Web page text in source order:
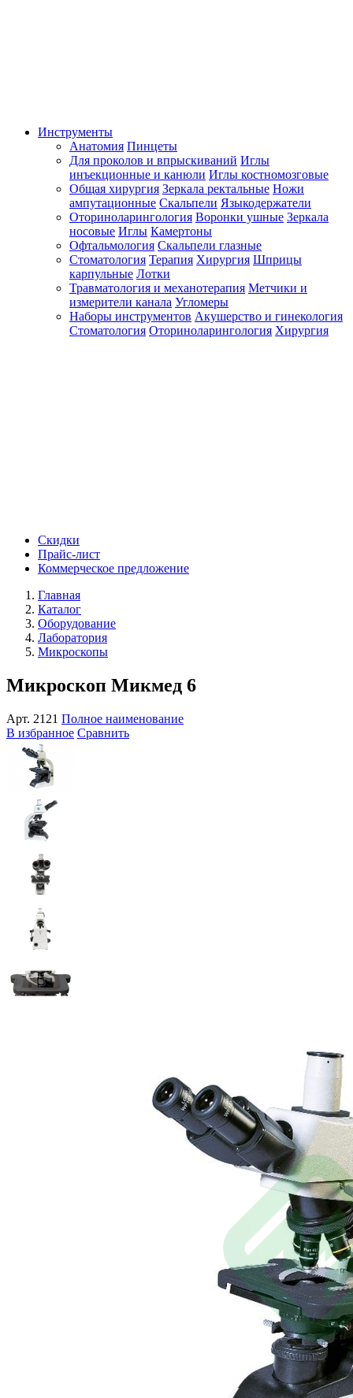
Инструменты
Анатомия Пинцеты
Для проколов и впрыскиваний Иглы
инъекционные и канюли Иглы костномозговые
Общая хирургия Зеркала ректальные Ножи
ампутационные Скальпели Языкодержатели
Оториноларингология Воронки ушные Зеркала
носовые Иглы Камертоны
Офтальмология Скальпели глазные
Стоматология Терапия Хирургия Шприцы
карпульные Лотки
Травматология и механотерапия Метчики и
измерители канала Угломеры
Наборы инструментов Акушерство и гинекология
Стоматология Оториноларингология Хирургия
Скидки
Прайс-лист
Коммерческое предложение
Главная
Каталог
Оборудование
Лаборатория
Микроскопы
Микроскоп Микмед 6
Арт. 2121 Полное наименование
В избранное Сравнить